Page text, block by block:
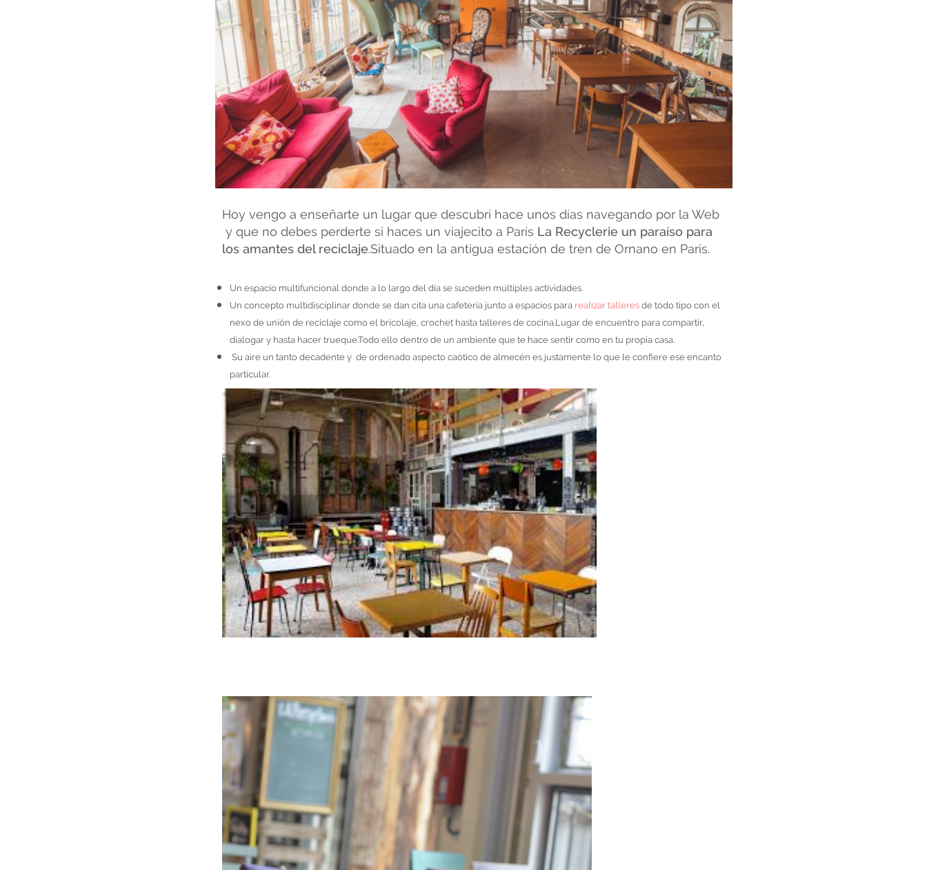
Hoy vengo a enseñarte un lugar que descubrí hace unos días navegando por la Web
y que no debes perderte si haces un viajecito a París La Recyclerie un paraíso para
los amantes del reciclaje.Situado en la antigua estación de tren de Ornano en París.
Un espacio multifuncional donde a lo largo del día se suceden múltiples actividades.
Un concepto multidisciplinar donde se dan cita una cafetería junto a espacios para realizar talleres de todo tipo con el
nexo de unión de reciclaje como el bricolaje, crochet hasta talleres de cocina.Lugar de encuentro para compartir,
dialogar y hasta hacer trueque.Todo ello dentro de un ambiente que te hace sentir como en tu propia casa.
Su aire un tanto decadente y de ordenado aspecto caótico de almecén es justamente lo que le confiere ese encanto
particular.